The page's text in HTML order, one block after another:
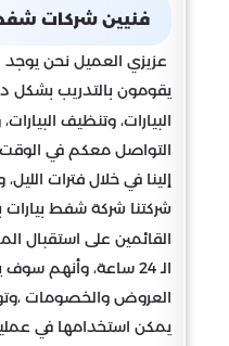
فنيين شركات شفط
عزيزي العميل نحن يوجد
يقومون بالتدريب
البيارات، وتنظيف
التواصل معكم في الوقت
إلينا في خلال فترات
شركتنا شركة شفط بيارات
القائمين على استقبال
الـ 24 ساعة، وأنهم
العروض والخصومات
يمكن استخدامها في